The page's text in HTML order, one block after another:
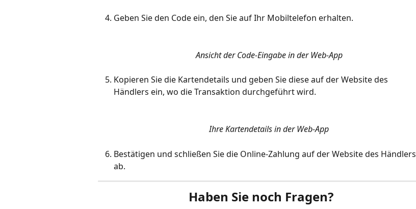
Geben Sie den Code ein, den Sie auf Ihr Mobiltelefon erhalten.
Ansicht der Code-Eingabe in der Web-App
Kopieren Sie die Kartendetails und geben Sie diese auf der Website des
Händlers ein, wo die Transaktion durchgeführt wird.
Ihre Kartendetails in der Web-App
Bestätigen und schließen Sie die Online-Zahlung auf der Website des Händlers
ab.
Haben Sie noch Fragen?